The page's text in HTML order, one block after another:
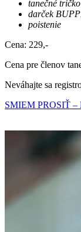
tanečné tričko
darček
poistenie
Cena: 229,-
Cena pre členov
Neváhajte sa
SMIEM PROSIŤ